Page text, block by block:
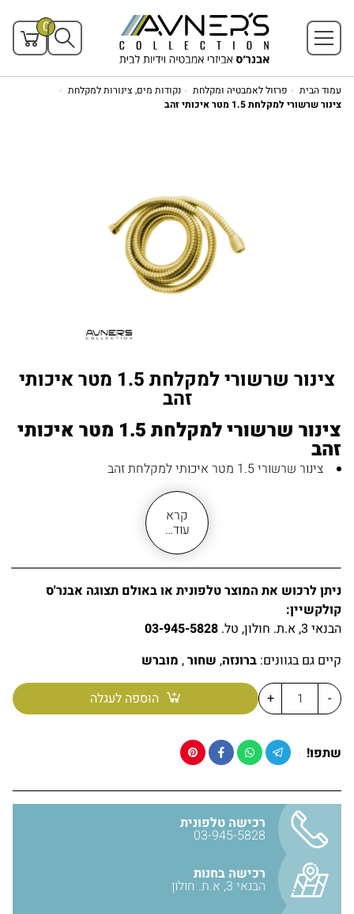
0
עמוד הבית פרזול לאמבטיה ומקלחת
נקודות מים, צינורות למקלחת
צינור שרשורי למקלחת 1.5 מטר איכותי זהב
צינור שרשורי למקלחת 1.5 מטר איכותי
זהב
צינור שרשורי למקלחת 1.5 מטר איכותי
זהב
צינור שרשורי 1.5 מטר איכותי למקלחת זהב
צינור מקלחת מתאים לחיבור למוט פינוק, למזלף או לנקודת
ההרכבה נוחה וקלה בהברגה
ניתן בקלות בהברגה להרכיב במקום צינור ישן
עשוי מחומר נירוסטה איכותי
בגימור זהב אל חלד
עמיד לאורך שנים רבות ללא חלודה
קיימים אביזרים נלווים למקלחת או לאמבטיה בזהב
ניתן להתאים אביזרי אמבטיה בזהב, לדוגמה דגמים:
מבריק,נקודת מים זהב מבריק
גימור: זהב
אחריות יבואן של 12 חודשים!
יבואן: אבנר'ס קולקשיין בע״מ
קרא
עוד…
ניתן לרכוש את המוצר טלפונית או באולם תצוגה אבנר'ס
קולקשיין:
הבנאי 3, א.ת. חולון, טל.
03-945-5828
קיים גם בגוונים: ברונזה, שחור, מוברש
-
+ הוספה לעגלה
שתפו!
רכישה טלפונית
03-945-5828
רכישה בחנות
הבנאי 3, א.ת. חולון